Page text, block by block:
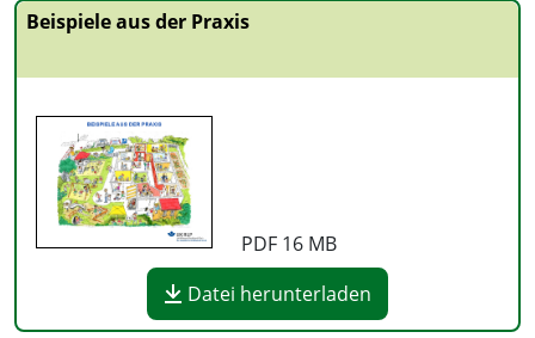
Beispiele aus der Praxis
PDF 16 MB
Datei herunterladen